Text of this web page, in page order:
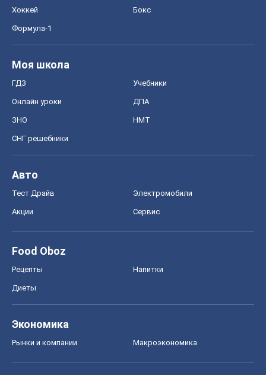
Хоккей Бокс
Формула-1
Моя школа
ГДЗ Учебники
Онлайн уроки ДПА
ЗНО НМТ
СНГ решебники
Авто
Тест Драйв Электромобили
Акции Сервис
Food Oboz
Рецепты Напитки
Диеты
Экономика
Рынки и компании Mакроэкономика